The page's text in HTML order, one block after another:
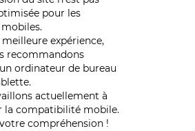
pour les
expérience,
recommandons
ordinateur de bureau
actuellement à
la compatibilité mobile.
compréhension !